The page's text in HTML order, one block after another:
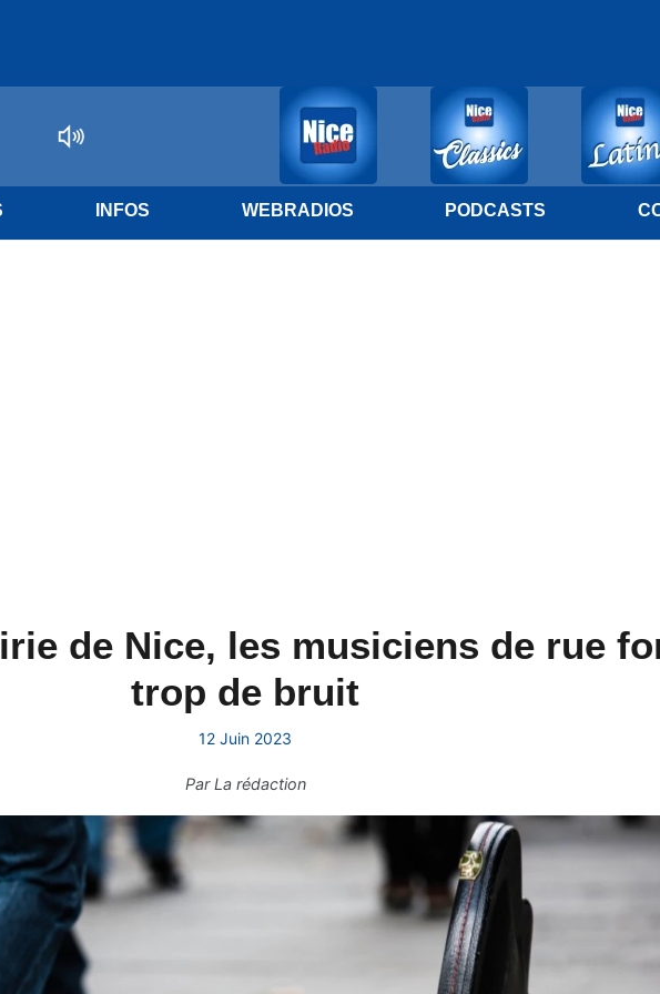
INFOS WEBRADIOS PODCASTS
de Nice, les musiciens de rue
trop de bruit
12 Juin 2023
ParLa rédaction